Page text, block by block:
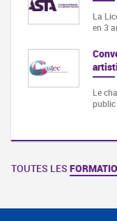
La
en 3
Le
public
TOUTES LES